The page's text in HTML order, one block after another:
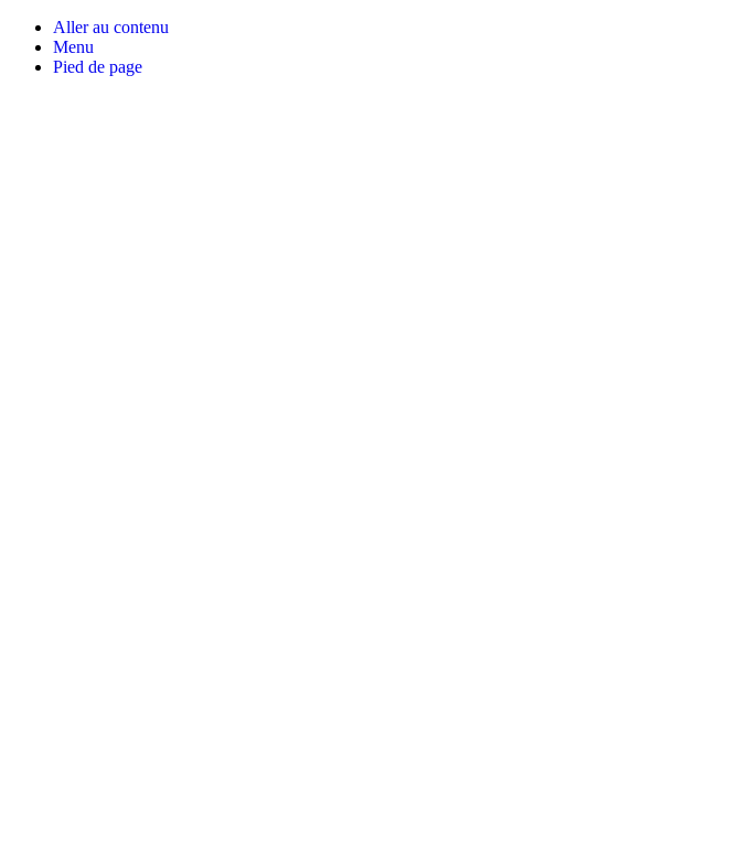
Aller au contenu
Menu
Pied de page